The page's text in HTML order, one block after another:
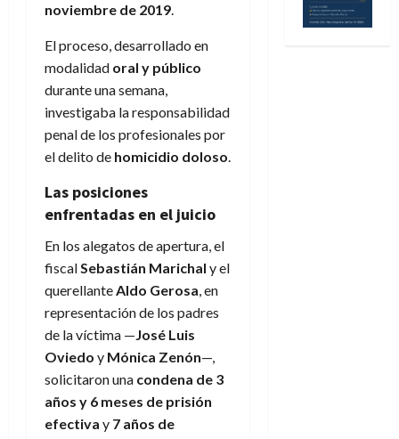
noviembre de 2019.
El proceso, desarrollado en
modalidad oral y público
durante una semana,
investigaba la responsabilidad
penal de los profesionales por
el delito de homicidio doloso.
Las posiciones
enfrentadas en el juicio
En los alegatos de apertura, el
fiscalSebastián Marichal y el
querellanteAldo Gerosa, en
representación de los padres
de la víctima —José Luis
Oviedo y Mónica Zenón—,
solicitaron una condena de 3
años y 6 meses de prisión
efectiva y 7 años de